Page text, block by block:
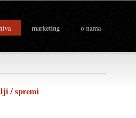
marketing o nama